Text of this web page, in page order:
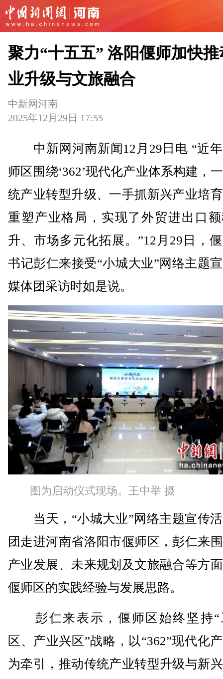
聚力“十五五” 洛阳偃师加快
业升级与文旅融合
中新网河南
2025年12月29日 17:55
中新网河南新闻12月29日电 “近
师区围绕‘362’现代化产业体系构建，
统产业转型升级、一手抓新兴产业培
重塑产业格局，实现了外贸进出口
升、市场多元化拓展。”12月29日，
书记彭仁来接受“小城大业”网络主题
媒体团采访时如是说。
图为启动仪式现场。王中举 摄
当天，“小城大业”网络主题宣传
团走进河南省洛阳市偃师区，彭仁来
产业发展、未来规划及文旅融合等方
偃师区的实践经验与发展思路。
彭仁来表示，偃师区始终坚持“
区、产业兴区”战略，以“362”现代化
为牵引，推动传统产业转型升级与新